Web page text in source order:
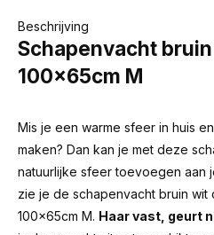
Beschrijving
Schapenvacht
100x65cm M
Mis je een warme sfeer in huis
maken? Dan kan je met deze
natuurlijke sfeer toevoegen aan
zie je de schapenvacht bruin wit
100x65cm M. Haar vast, geurt